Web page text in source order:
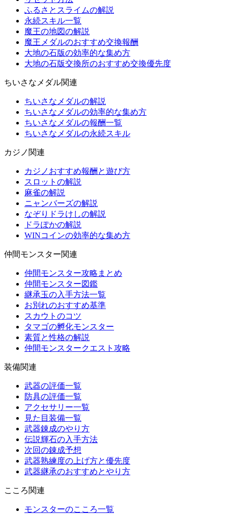
ふるさとスライムの解説
永続スキル一覧
魔王の地図の解説
魔王メダルのおすすめ交換報酬
大地の石版の効率的な集め方
大地の石版交換所のおすすめ交換優先度
ちいさなメダル関連
ちいさなメダルの解説
ちいさなメダルの効率的な集め方
ちいさなメダルの報酬一覧
ちいさなメダルの永続スキル
カジノ関連
カジノおすすめ報酬と遊び方
スロットの解説
麻雀の解説
ニャンバーズの解説
なぞりドラけしの解説
ドラぽかの解説
WINコインの効率的な集め方
仲間モンスター関連
仲間モンスター攻略まとめ
仲間モンスター図鑑
継承玉の入手方法一覧
お別れのおすすめ基準
スカウトのコツ
タマゴの孵化モンスター
素質と性格の解説
仲間モンスタークエスト攻略
装備関連
武器の評価一覧
防具の評価一覧
アクセサリー一覧
見た目装備一覧
武器錬成のやり方
伝説輝石の入手方法
次回の錬成予想
武器熟練度の上げ方と優先度
武器継承のおすすめとやり方
こころ関連
モンスターのこころ一覧